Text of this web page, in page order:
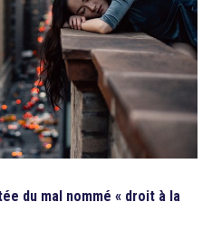
du mal nommé « droit à la